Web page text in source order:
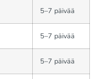
5–7 päivää
5–7 päivää
5–7 päivää